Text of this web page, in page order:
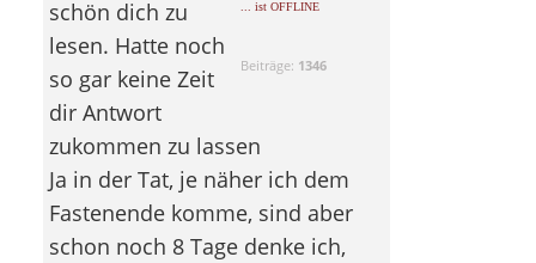
... ist OFFLINE
Beiträge: 1346
schön dich zu
lesen. Hatte noch
so gar keine Zeit
dir Antwort
zukommen zu lassen
Ja in der Tat, je näher ich dem
Fastenende komme, sind aber
schon noch 8 Tage denke ich,